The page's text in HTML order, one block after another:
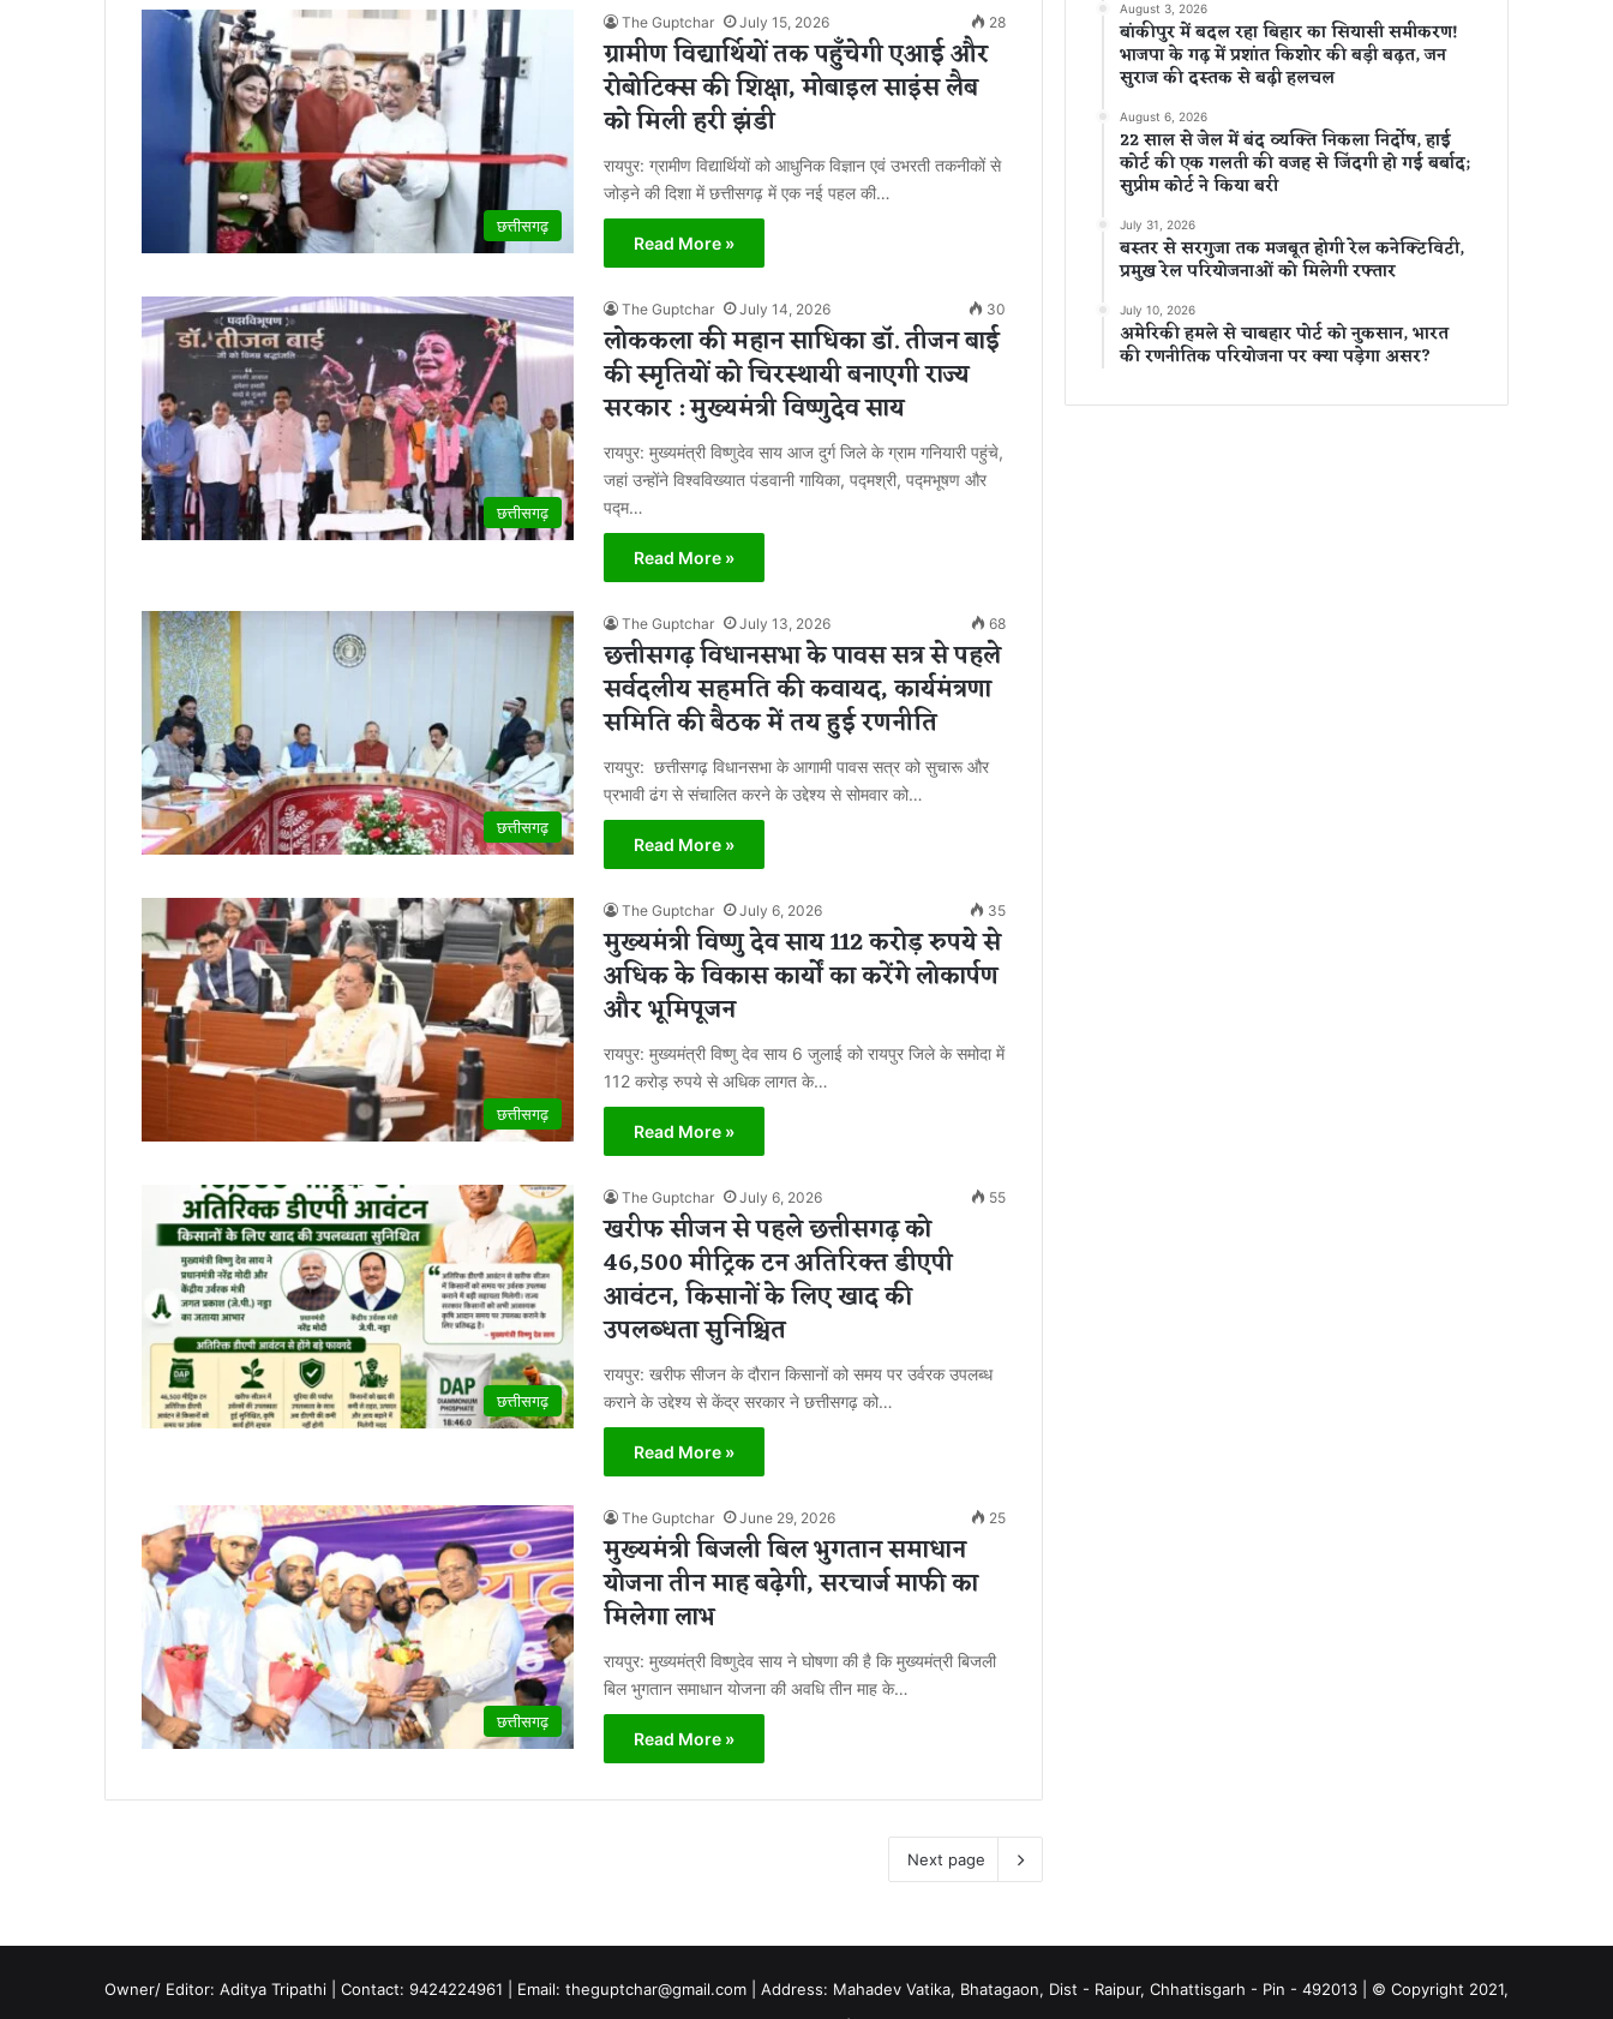
छत्तीसगढ़
The Guptchar July 15, 2026 28
ग्रामीण विद्यार्थियों तक पहुँचेगी एआई और
रोबोटिक्स की शिक्षा, मोबाइल साइंस लैब
को मिली हरी झंडी
रायपुर: ग्रामीण विद्यार्थियों को आधुनिक विज्ञान एवं उभरती तकनीकों से
जोड़ने की दिशा में छत्तीसगढ़ में एक नई पहल की…
Read More »
छत्तीसगढ़
The Guptchar July 14, 2026 30
लोककला की महान साधिका डॉ. तीजन बाई
की स्मृतियों को चिरस्थायी बनाएगी राज्य
सरकार : मुख्यमंत्री विष्णुदेव साय
रायपुर: मुख्यमंत्री विष्णुदेव साय आज दुर्ग जिले के ग्राम गनियारी पहुंचे,
जहां उन्होंने विश्वविख्यात पंडवानी गायिका, पद्मश्री, पद्मभूषण और
पद्म…
Read More »
छत्तीसगढ़
The Guptchar July 13, 2026 68
छत्तीसगढ़ विधानसभा के पावस सत्र से पहले
सर्वदलीय सहमति की कवायद, कार्यमंत्रणा
समिति की बैठक में तय हुई रणनीति
रायपुर: छत्तीसगढ़ विधानसभा के आगामी पावस सत्र को सुचारू और
प्रभावी ढंग से संचालित करने के उद्देश्य से सोमवार को…
Read More »
छत्तीसगढ़
The Guptchar July 6, 2026 35
मुख्यमंत्री विष्णु देव साय 112 करोड़ रुपये से
अधिक के विकास कार्यों का करेंगे लोकार्पण
और भूमिपूजन
रायपुर: मुख्यमंत्री विष्णु देव साय 6 जुलाई को रायपुर जिले के समोदा में
112 करोड़ रुपये से अधिक लागत के…
Read More »
छत्तीसगढ़
The Guptchar July 6, 2026 55
खरीफ सीजन से पहले छत्तीसगढ़ को
46,500 मीट्रिक टन अतिरिक्त डीएपी
आवंटन, किसानों के लिए खाद की
उपलब्धता सुनिश्चित
रायपुर: खरीफ सीजन के दौरान किसानों को समय पर उर्वरक उपलब्ध
कराने के उद्देश्य से केंद्र सरकार ने छत्तीसगढ़ को…
Read More »
छत्तीसगढ़
The Guptchar June 29, 2026 25
मुख्यमंत्री बिजली बिल भुगतान समाधान
योजना तीन माह बढ़ेगी, सरचार्ज माफी का
मिलेगा लाभ
रायपुर: मुख्यमंत्री विष्णुदेव साय ने घोषणा की है कि मुख्यमंत्री बिजली
बिल भुगतान समाधान योजना की अवधि तीन माह के…
Read More »
Next page
August 3, 2026
बांकीपुर में बदल रहा बिहार का सियासी समीकरण!
भाजपा के गढ़ में प्रशांत किशोर की बड़ी बढ़त, जन
सुराज की दस्तक से बढ़ी हलचल
August 6, 2026
22 साल से जेल में बंद व्यक्ति निकला निर्दोष, हाई
कोर्ट की एक गलती की वजह से जिंदगी हो गई बर्बाद;
सुप्रीम कोर्ट ने किया बरी
July 31, 2026
बस्तर से सरगुजा तक मजबूत होगी रेल कनेक्टिविटी,
प्रमुख रेल परियोजनाओं को मिलेगी रफ्तार
July 10, 2026
अमेरिकी हमले से चाबहार पोर्ट को नुकसान, भारत
की रणनीतिक परियोजना पर क्या पड़ेगा असर?
Owner/ Editor: Aditya Tripathi | Contact: 9424224961 | Email: theguptchar@gmail.com | Address: Mahadev Vatika, Bhatagaon, Dist - Raipur, Chhattisgarh - Pin - 492013 | © Copyright 2021,